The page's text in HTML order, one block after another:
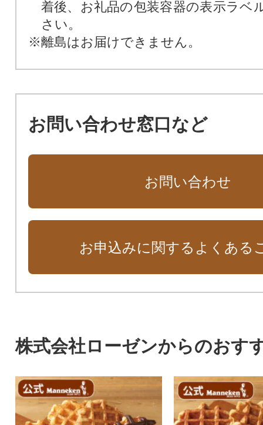
着後、お礼品の包装容器の表示ラベ
さい。
※離島はお届けできません。
お問い合わせ窓口など
お問い合わせ
お申込みに関するよくある
株式会社ローゼンからのおす